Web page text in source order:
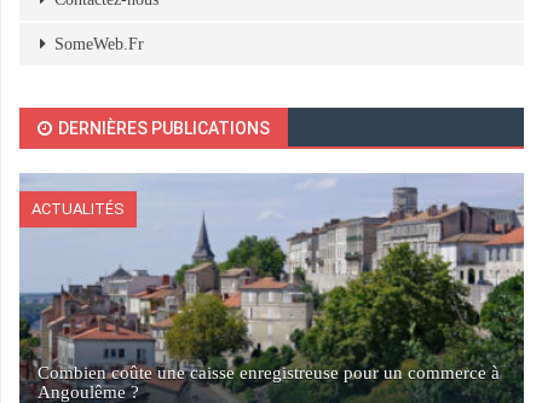
SomeWeb.Fr
DERNIÈRES PUBLICATIONS
ACTUALITÉS
Combien coûte une caisse enregistreuse pour un commerce à
Angoulême ?